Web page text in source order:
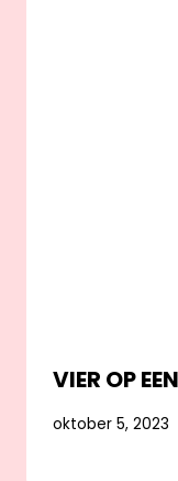
VIER OP
oktober 5, 2023